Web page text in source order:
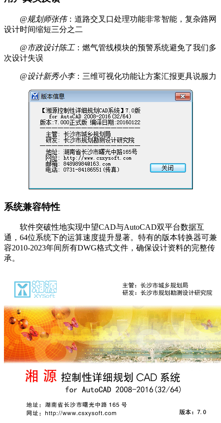
@规划师张伟：道路交叉口处理功能非常智能，复杂路网
设计时间缩短三分之二
@市政设计陈工：燃气管线模块的预警系统避免了我们多
次设计失误
@设计新秀小李：三维可视化功能让方案汇报更具说服力
系统兼容特性
软件突破性地实现中望CAD与AutoCAD双平台数据互
通，64位系统下的运算速度提升显著。特有的版本转换器可兼
容2010-2023年间所有DWG格式文件，确保设计资料的完整传
承。